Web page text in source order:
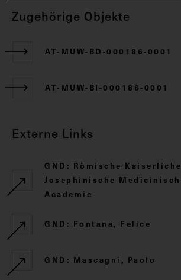
Zugehörige Objekte
AT-MUW-BD-000186-0001
AT-MUW-BI-000186-0001
Externe Links
GND: Römische
Josephinische
Academie
GND: Fontana, Felice
GND: Mascagni, Paolo